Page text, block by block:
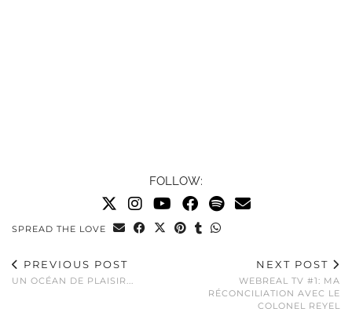
FOLLOW:
SPREAD THE LOVE
PREVIOUS POST
UN OCÉAN DE PLAISIR...
NEXT POST
WEBREAL TV #1: MA
RÉCONCILIATION AVEC LE
COLONEL REYEL